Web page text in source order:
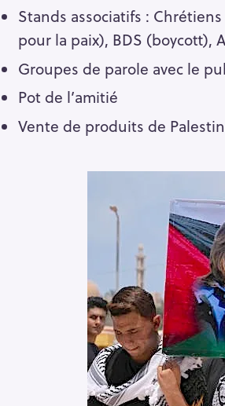
Stands associatifs :
pour la paix), BDS (boycott),
Groupes de parole avec le
Pot de l’amitié
Vente de produits de